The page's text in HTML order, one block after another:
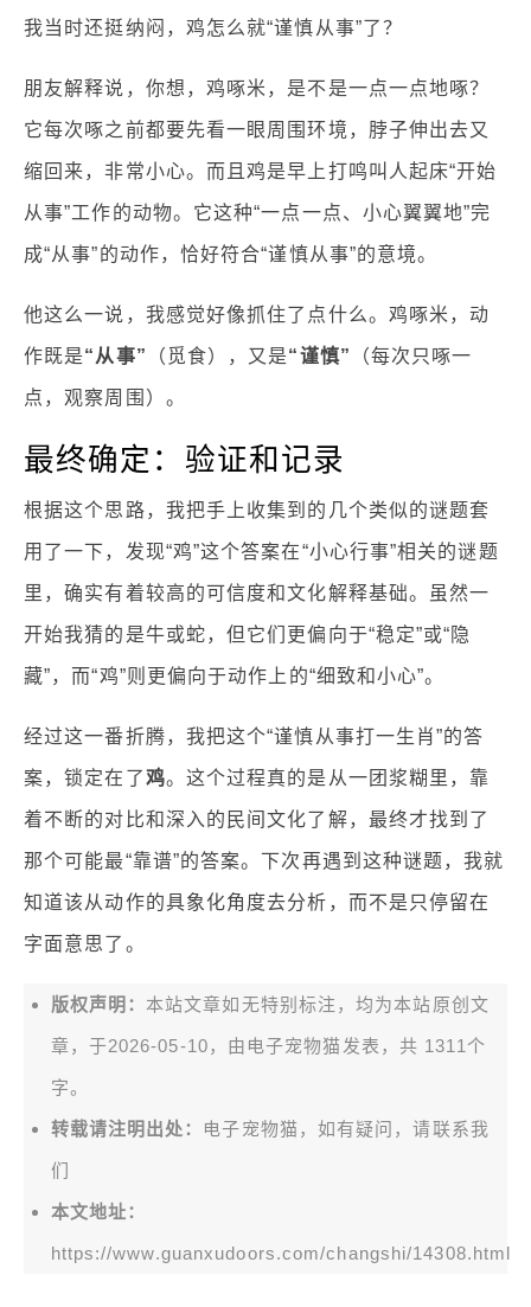
我当时还挺纳闷，鸡怎么就“谨慎从事”了？
朋友解释说，你想，鸡啄米，是不是一点一点地啄？
它每次啄之前都要先看一眼周围环境，脖子伸出去又
缩回来，非常小心。而且鸡是早上打鸣叫人起床“开始
从事”工作的动物。它这种“一点一点、小心翼翼地”完
成“从事”的动作，恰好符合“谨慎从事”的意境。
他这么一说，我感觉好像抓住了点什么。鸡啄米，动
作既是“从事” （觅食），又是“谨慎” （每次只啄一
点，观察周围）。
最终确定：验证和记录
根据这个思路，我把手上收集到的几个类似的谜题套
用了一下，发现“鸡”这个答案在“小心行事”相关的谜题
里，确实有着较高的可信度和文化解释基础。虽然一
开始我猜的是牛或蛇，但它们更偏向于“稳定”或“隐
藏”，而“鸡”则更偏向于动作上的“细致和小心”。
经过这一番折腾，我把这个“谨慎从事打一生肖”的答
案，锁定在了鸡。这个过程真的是从一团浆糊里，靠
着不断的对比和深入的民间文化了解，最终才找到了
那个可能最“靠谱”的答案。下次再遇到这种谜题，我就
知道该从动作的具象化角度去分析，而不是只停留在
字面意思了。
版权声明： 本站文章如无特别标注，均为本站原创文
章，于2026-05-10，由 电子宠物猫 发表，共 1311个
字。
转载请注明出处： 电子宠物猫，如有疑问，请联系我
们
本文地址：
https://www.guanxudoors.com/changshi/14308.html